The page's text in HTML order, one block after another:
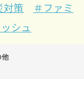
対策
＃ファミ
シュ
他